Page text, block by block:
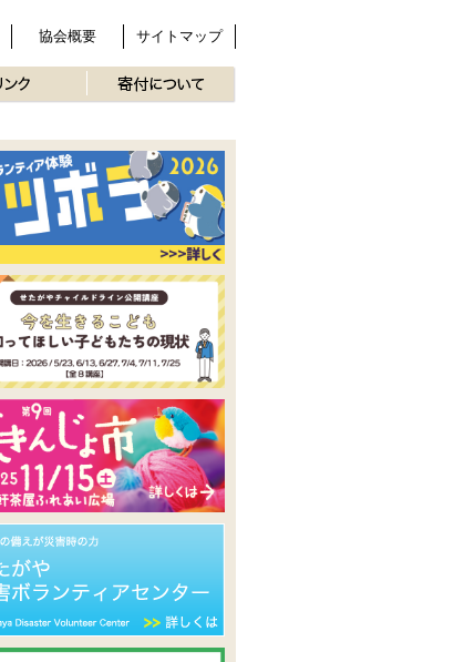
サイトマップ
協会概要